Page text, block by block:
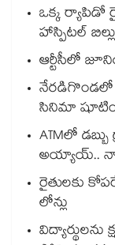
ఒక్క ర్యాపిడో
హాస్పిటల్
ఆర్టీసీలో
నేరడిగొండలో
సినిమా
ATMలో
అయ్యాయ్..
రైతులకు
లోన్లు